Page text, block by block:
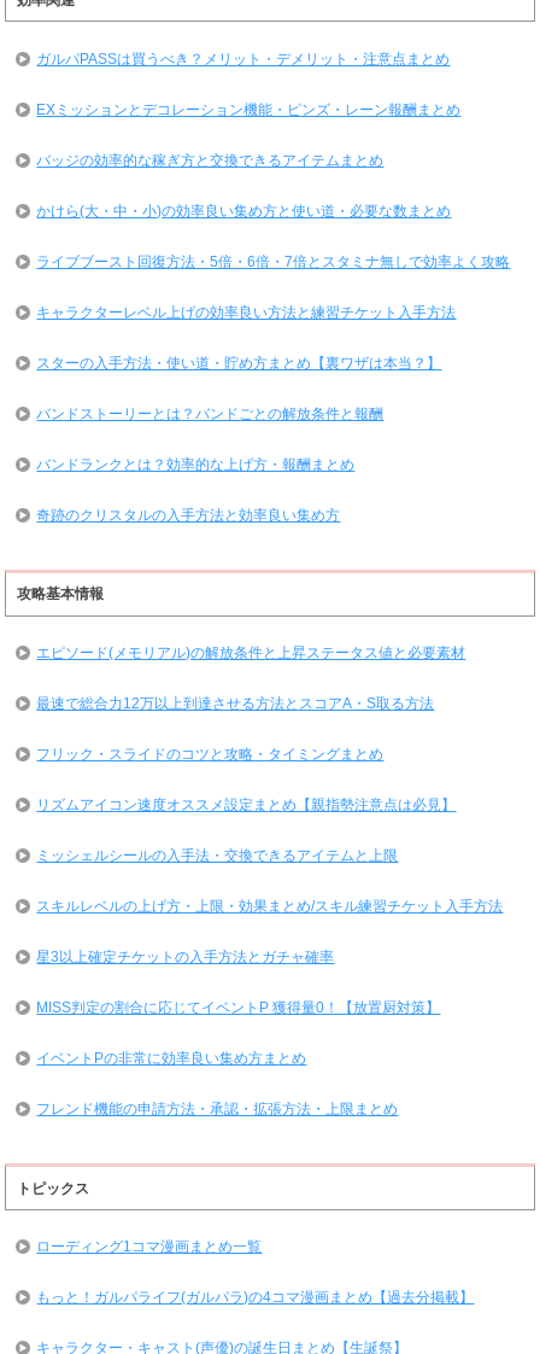
ガルパPASSは買うべき？メリット・デメリット・注意点まとめ
EXミッションとデコレーション機能・ピンズ・レーン報酬まとめ
バッジの効率的な稼ぎ方と交換できるアイテムまとめ
かけら(大・中・小)の効率良い集め方と使い道・必要な数まとめ
ライブブースト回復方法・5倍・6倍・7倍とスタミナ無しで効率よく攻略
キャラクターレベル上げの効率良い方法と練習チケット入手方法
スターの入手方法・使い道・貯め方まとめ【裏ワザは本当？】
バンドストーリーとは？バンドごとの解放条件と報酬
バンドランクとは？効率的な上げ方・報酬まとめ
奇跡のクリスタルの入手方法と効率良い集め方
攻略基本情報
エピソード(メモリアル)の解放条件と上昇ステータス値と必要素材
最速で総合力12万以上到達させる方法とスコアA・S取る方法
フリック・スライドのコツと攻略・タイミングまとめ
リズムアイコン速度オススメ設定まとめ【親指勢注意点は必見】
ミッシェルシールの入手法・交換できるアイテムと上限
スキルレベルの上げ方・上限・効果まとめ/スキル練習チケット入手方法
星3以上確定チケットの入手方法とガチャ確率
MISS判定の割合に応じてイベントP 獲得量0！【放置厨対策】
イベントPの非常に効率良い集め方まとめ
フレンド機能の申請方法・承認・拡張方法・上限まとめ
トピックス
ローディング1コマ漫画まとめ一覧
もっと！ガルパライフ(ガルパラ)の4コマ漫画まとめ【過去分掲載】
キャラクター・キャスト(声優)の誕生日まとめ【生誕祭】